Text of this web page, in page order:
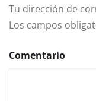
Tu dirección de
Los campos
Comentario